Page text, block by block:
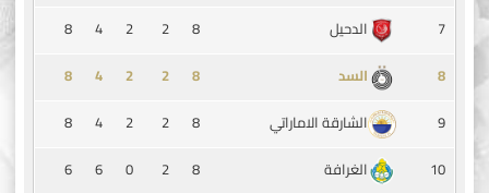
7
الدحيل 8
2
2
4
8
8
السد 8
2
2
4
8
9
الشارقة الاماراتي 8
2
2
4
8
10
الغرافة 8
2
0
6
6